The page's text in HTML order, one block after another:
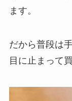
ます。
だから普段は
目に止まって